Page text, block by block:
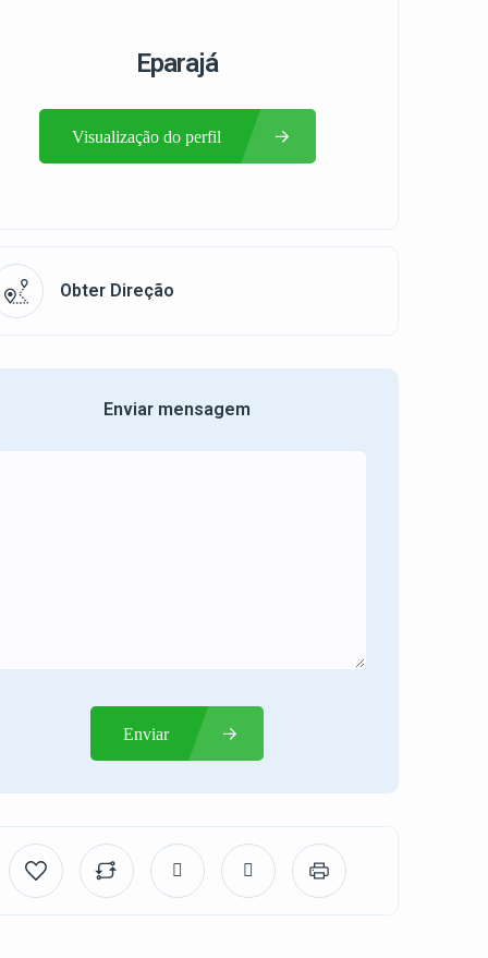
Eparajá
Visualização do perfil
Obter Direção
Enviar mensagem
Enviar